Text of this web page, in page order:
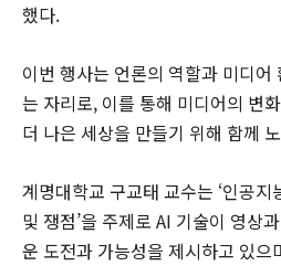
했다.
이번 행사는 언론의 역할과 미디
는 자리로, 이를 통해 미디어의 변
더 나은 세상을 만들기 위해 함께
계명대학교 구교태 교수는 ‘인공
및 쟁점’을 주제로 AI 기술이 영상
운 도전과 가능성을 제시하고 있으